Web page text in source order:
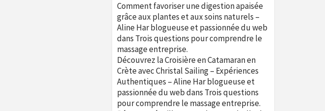
Comment favoriser une digestion apaisée
grâce aux plantes et aux soins naturels –
Aline Har blogueuse et passionnée du web
dans Trois questions pour comprendre le
massage entreprise.
Découvrez la Croisière en Catamaran en
Crète avec Christal Sailing – Expériences
Authentiques – Aline Har blogueuse et
passionnée du webdans Trois questions
pour comprendre le massage entreprise.